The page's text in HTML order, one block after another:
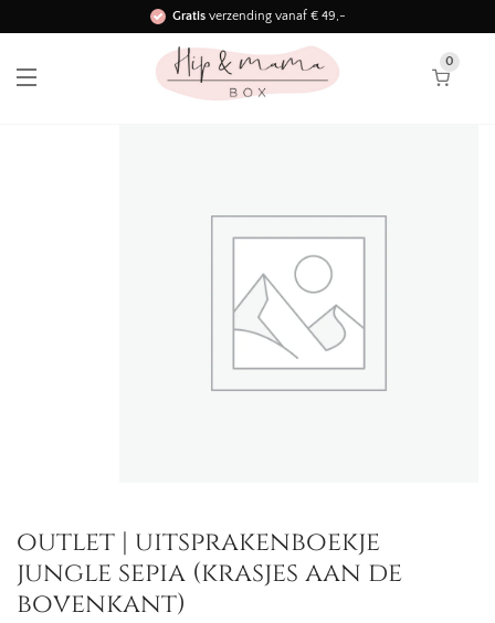
Gratisverzending vanaf € 49,-
Binnen 3 werkdagen in huis!
0
outlet | uitsprakenboekje
jungle sepia (krasjes aan de
bovenkant)